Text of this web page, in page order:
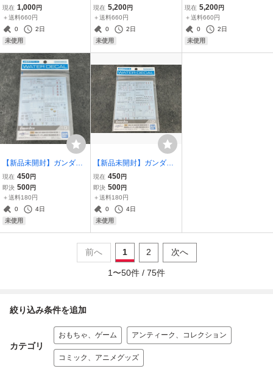
ミニネオンライトセイバ
ー RED スターウォーズ
ネオンライト
現在 1,000円
＋送料660円
0
2日
未使用
ュ―!! 宮 治 フィギュア &
サムキツネ ポンチョセッ
ト みやおさむ 宮治 メガハ
ウス
現在 5,200円
＋送料660円
0
2日
未使用
ュ―!! 山口 忠 フィギュア
& ヤマグチガラス ポンチ
ョセット やまぐちただし
山口忠 メガハウス
現在 5,200円
＋送料660円
0
2日
未使用
【新品未開封】ガンダム
デカールNo.141 機動戦士
ガンダムSEED FREEDO
M汎用1 ガンプラ GUNDA
M バンダイ BANDAI
現在 450円
即決 500円
＋送料180円
0
4日
未使用
【新品未開封】ガンダム
デカールNo.142 機動戦士
ガンダムSEED FREEDO
M汎用2 ガンプラ GUNDA
M バンダイ BANDAI
現在 450円
即決 500円
＋送料180円
0
4日
未使用
前へ 1 2 次へ
1 〜50件 / 75件
絞り込み条件を追加
カテゴリ
おもちゃ、ゲーム アンティーク、コレクション
コミック、アニメグッズ